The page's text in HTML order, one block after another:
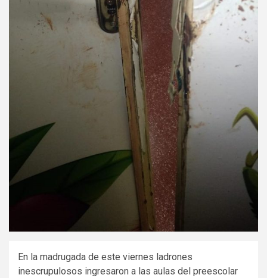
En la madrugada de este viernes ladrones
inescrupulosos ingresaron a las aulas del preescolar